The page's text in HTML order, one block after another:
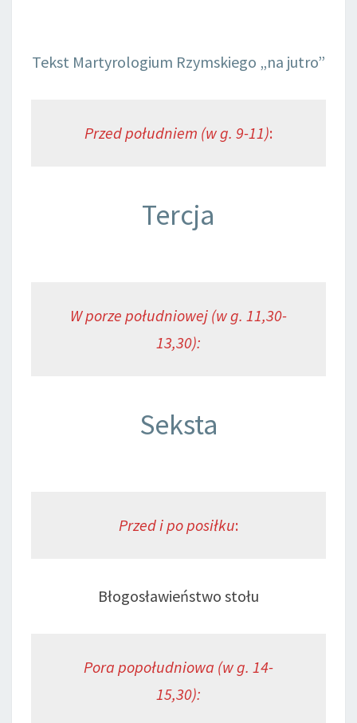
Tekst Martyrologium Rzymskiego „na jutro”
Przed południem (w g. 9-11):
Tercja
W porze południowej (w g. 11,30-
13,30):
Seksta
Przed i po posiłku:
Błogosławieństwo stołu
Pora popołudniowa (w g. 14-
15,30):